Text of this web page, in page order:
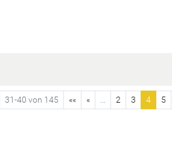
31-40 von 145 «« « 2 3 4 5